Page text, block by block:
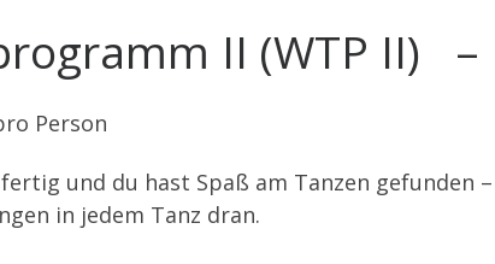
II (WTP II)
Person
und du hast Spaß am Tanzen gefunden
in jedem Tanz dran.